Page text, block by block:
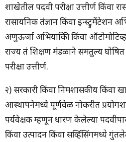
शाखेतील पदवी परीक्षा उत्तीर्ण किंवा
रासायनिक तंत्रज्ञान किंवा इन्स्ट्रुमेंटेशन
अणुऊर्जा अभियांत्रिकी किंवा ऑटोमोटिव्ह
राज्य तंत्र शिक्षण मंडळाने समतुल्य
परीक्षा उत्तीर्ण.
२) सरकारी किंवा निमशासकीय किंवा
आस्थापनेमध्ये पूर्णवेळ नोकरीत
पर्यवेक्षक म्हणून धारण केलेल्या
किंवा उत्पादन किंवा सर्व्हिसिंगमध्ये